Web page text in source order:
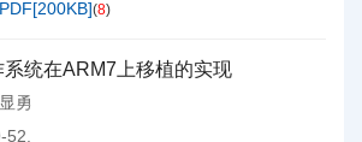
PDF[200KB](8)
统在ARM7上移植的实现
勇